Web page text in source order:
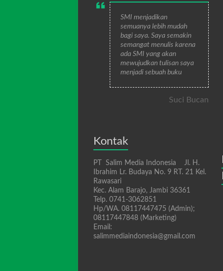
SMI menjadikan
semuanya lebih mudah
bagi saya. Saya semakin
semangat menulis karena
ada SMI yang akan
mewujudkan tulisan saya
menjadi sebuah buku
Suci Bucan
Kontak
PT Salim Media Indonesia Jl. H.
Ibrahim Lr. Budaya No. 9 RT. 21 Kel.
Rawasari
Kec. Alam Barajo, Jambi 36361
Telp. 0741-3062851
Hp/WA. 08117447475 (Admin);
08117447848 (Marketing)
Email:
salimmediaindonesia@gmail.com